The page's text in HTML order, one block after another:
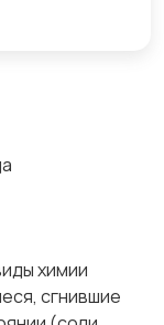
химии
сгнившие